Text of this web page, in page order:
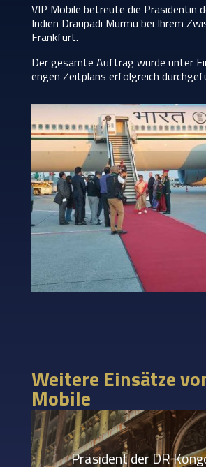
VIP Mobile betreute die Präsidentin
Indien Draupadi Murmu bei Ihrem
Frankfurt.
Der gesamte Auftrag wurde unter
engen Zeitplans erfolgreich
Weitere Einsätze
Mobile
Präsident der DR